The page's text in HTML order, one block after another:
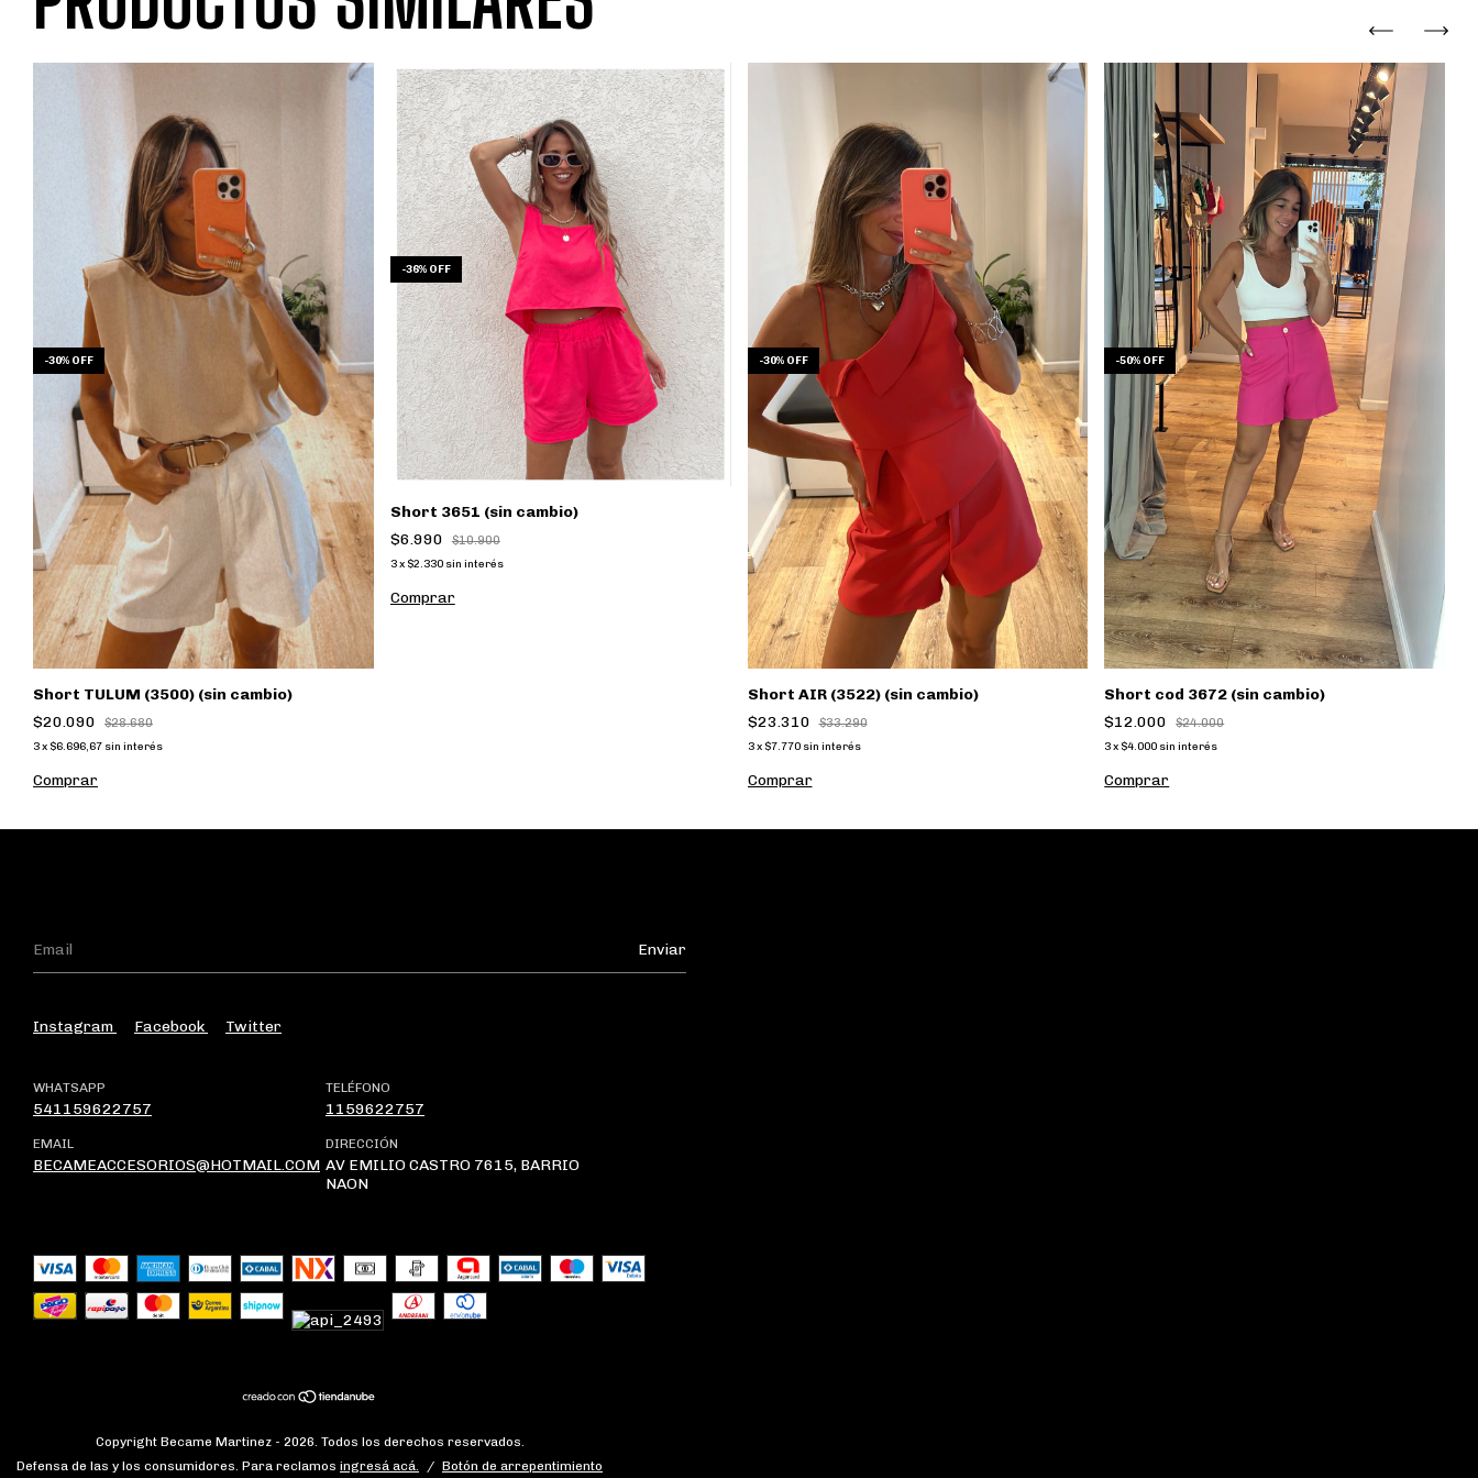
-30% OFF
Short TULUM (3500) (sin cambio)
$20.090
$28.680
3x $6.696,67 sin interés
Comprar
-36% OFF
Short 3651 (sin cambio)
$6.990
$10.900
3x $2.330 sin interés
Comprar
-30% OFF
Short AIR (3522) (sin cambio)
$23.310
$33.290
3 x $7.770 sin interés
Comprar
-50% OFF
Short cod 3672 (sin cambio)
$12.000
$24.000
3x $4.000 sin interés
Comprar
Instagram Facebook Twitter
WHATSAPP
541159622757
TELÉFONO
1159622757
EMAIL
BECAMEACCESORIOS@HOTMAIL.COM
DIRECCIÓN
AV EMILIO CASTRO 7615, BARRIO
NAON
Copyright Became Martinez - 2026. Todos los derechos reservados.
Defensa de las y los consumidores. Para reclamos ingresá acá. / Botón de arrepentimiento